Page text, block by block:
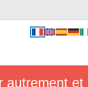
autrement et